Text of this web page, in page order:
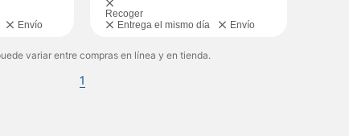
Envío
Recoger
Entrega el mismo día
Envío
variar entre compras en línea y en tienda.
1